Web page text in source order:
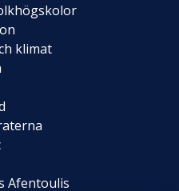
klimat
Afentoulis